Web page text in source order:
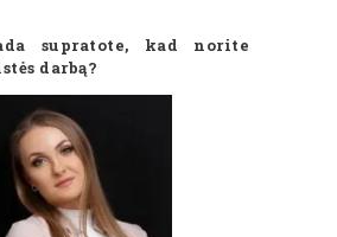
supratote, kad norite
darbą?